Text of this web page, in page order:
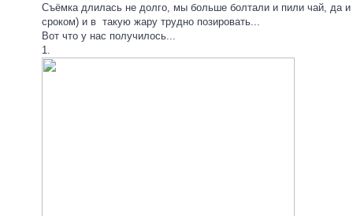
Съёмка длилась не долго, мы больше болтали и пили чай, да и
сроком) и в такую жару трудно позировать...
Вот что у нас получилось...
1.